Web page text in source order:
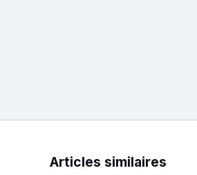
Articles similaires